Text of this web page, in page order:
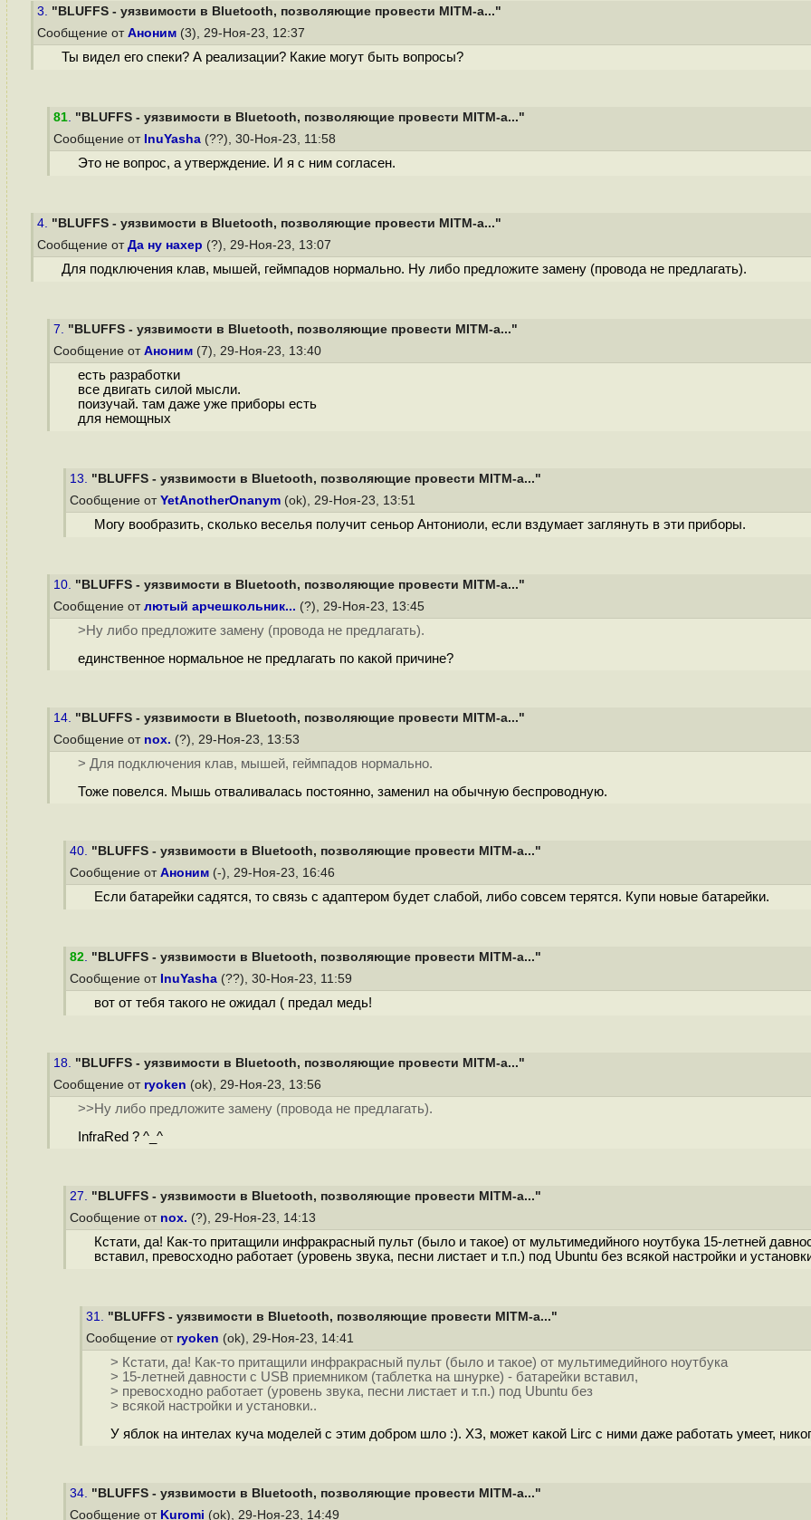
3. "BLUFFS - уязвимости в Bluetooth, позволяющие провести MITM-а..."
Сообщение от Аноним (3), 29-Ноя-23, 12:37
Ты видел его спеки? А реализации? Какие могут быть вопросы?
81. "BLUFFS - уязвимости в Bluetooth, позволяющие провести MITM-а..."
Сообщение от InuYasha (??), 30-Ноя-23, 11:58
Это не вопрос, а утверждение. И я с ним согласен.
4. "BLUFFS - уязвимости в Bluetooth, позволяющие провести MITM-а..."
Сообщение от Да ну нахер (?), 29-Ноя-23, 13:07
Для подключения клав, мышей, геймпадов нормально. Ну либо предложите замену (провода не предлагать).
7. "BLUFFS - уязвимости в Bluetooth, позволяющие провести MITM-а..."
Сообщение от Аноним (7), 29-Ноя-23, 13:40
есть разработки
все двигать силой мысли.
поизучай. там даже уже приборы есть
для немощных
13. "BLUFFS - уязвимости в Bluetooth, позволяющие провести MITM-а..."
Сообщение от YetAnotherOnanym (ok), 29-Ноя-23, 13:51
Могу вообразить, сколько веселья получит сеньор Антониоли, если вздумает заглянуть в эти приборы.
10. "BLUFFS - уязвимости в Bluetooth, позволяющие провести MITM-а..."
Сообщение от лютый арчешкольник... (?), 29-Ноя-23, 13:45
>Ну либо предложите замену (провода не предлагать).
единственное нормальное не предлагать по какой причине?
14. "BLUFFS - уязвимости в Bluetooth, позволяющие провести MITM-а..."
Сообщение от nox. (?), 29-Ноя-23, 13:53
> Для подключения клав, мышей, геймпадов нормально.
Тоже повелся. Мышь отваливалась постоянно, заменил на обычную беспроводную.
40. "BLUFFS - уязвимости в Bluetooth, позволяющие провести MITM-а..."
Сообщение от Аноним (-), 29-Ноя-23, 16:46
Если батарейки садятся, то связь с адаптером будет слабой, либо совсем терятся. Купи новые батарейки.
82. "BLUFFS - уязвимости в Bluetooth, позволяющие провести MITM-а..."
Сообщение от InuYasha (??), 30-Ноя-23, 11:59
вот от тебя такого не ожидал ( предал медь!
18. "BLUFFS - уязвимости в Bluetooth, позволяющие провести MITM-а..."
Сообщение от ryoken (ok), 29-Ноя-23, 13:56
>>Ну либо предложите замену (провода не предлагать).
InfraRed ? ^_^
27. "BLUFFS - уязвимости в Bluetooth, позволяющие провести MITM-а..."
Сообщение от nox. (?), 29-Ноя-23, 14:13
Кстати, да! Как-то притащили инфракрасный пульт (было и такое) от мультимедийного ноутбука 15-летней
вставил, превосходно работает (уровень звука, песни листает и т.п.) под Ubuntu без всякой настройки и
31. "BLUFFS - уязвимости в Bluetooth, позволяющие провести MITM-а..."
Сообщение от ryoken (ok), 29-Ноя-23, 14:41
> Кстати, да! Как-то притащили инфракрасный пульт (было и такое) от мультимедийного ноутбука
> 15-летней давности с USB приемником (таблетка на шнурке) - батарейки вставил,
> превосходно работает (уровень звука, песни листает и т.п.) под Ubuntu без
> всякой настройки и установки..
У яблок на интелах куча моделей с этим добром шло :). ХЗ, может какой Lirc с ними даже работать умеет,
34. "BLUFFS - уязвимости в Bluetooth, позволяющие провести MITM-а..."
Сообщение от Kuromi (ok), 29-Ноя-23, 14:49